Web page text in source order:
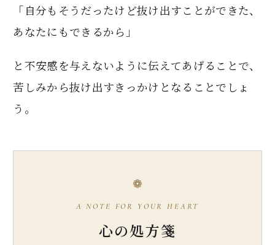
「自分もそうだったけど抜け出すことができた、
あなたにもできるから」
と不安感を与えないように伝えてあげることで、
苦しみから抜け出すきっかけとなることでしょ
う。
❁
A NOTE FOR YOUR HEART
心の処方箋